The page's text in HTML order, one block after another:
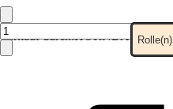
Verkauf durch:HORNBACHRolle(n)